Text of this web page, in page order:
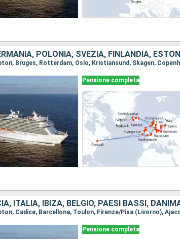
Pensione completa
Pensione completa